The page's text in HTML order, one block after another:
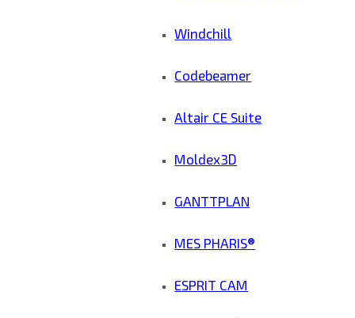
Windchill
Codebeamer
Altair CE Suite
Moldex3D
GANTTPLAN
MES PHARIS®
ESPRIT CAM